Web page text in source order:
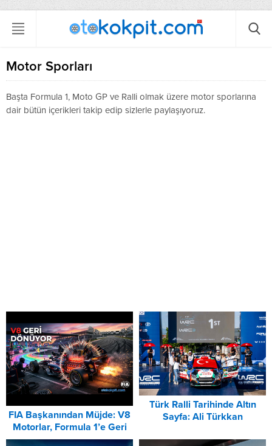
Motor Sporları
Başta Formula 1, Moto GP ve Ralli olmak üzere motor sporlarına
dair bütün içerikleri takip edip sizlerle paylaşıyoruz.
FIA Başkanından Müjde: V8
Motorlar, Formula 1’e Geri
Dönüyor
Türk Ralli Tarihinde Altın
Sayfa: Ali Türkkan